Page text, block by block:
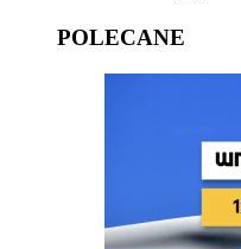
POLECANE